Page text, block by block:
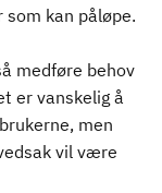
kan påløpe.
medføre behov
er vanskelig å
men
vil være